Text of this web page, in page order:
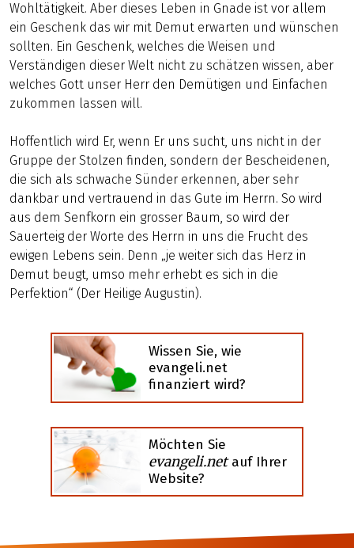
Wohltätigkeit. Aber dieses Leben in Gnade ist vor allem
ein Geschenk das wir mit Demut erwarten und wünschen
sollten. Ein Geschenk, welches die Weisen und
Verständigen dieser Welt nicht zu schätzen wissen, aber
welches Gott unser Herr den Demütigen und Einfachen
zukommen lassen will.
Hoffentlich wird Er, wenn Er uns sucht, uns nicht in der
Gruppe der Stolzen finden, sondern der Bescheidenen,
die sich als schwache Sünder erkennen, aber sehr
dankbar und vertrauend in das Gute im Herrn. So wird
aus dem Senfkorn ein grosser Baum, so wird der
Sauerteig der Worte des Herrn in uns die Frucht des
ewigen Lebens sein. Denn „je weiter sich das Herz in
Demut beugt, umso mehr erhebt es sich in die
Perfektion“ (Der Heilige Augustin).
Wissen Sie, wie
evangeli.net
finanziert wird?
Möchten Sie
evangeli.netauf Ihrer
Website?